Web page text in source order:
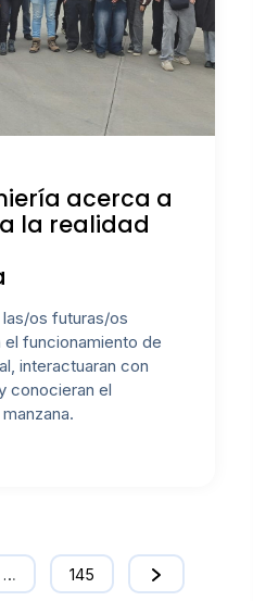
acerca a
la realidad
os futuras/os
funcionamiento de
interactuaran con
conocieran el
… 145